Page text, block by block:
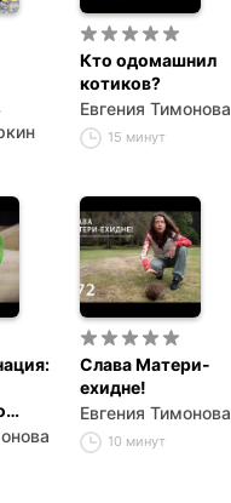
Кто одомашнил
котиков?
Евгения Тимонова
15 минут
Слава Матери-
ехидне!
Евгения Тимонова
10 минут